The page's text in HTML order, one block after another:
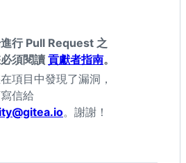
行 Pull Request 之
須閱讀 貢獻者指南。
項目中發現了漏洞，
信給
。謝謝！